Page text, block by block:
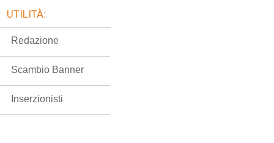
UTILITÀ:
Redazione
Scambio Banner
Inserzionisti